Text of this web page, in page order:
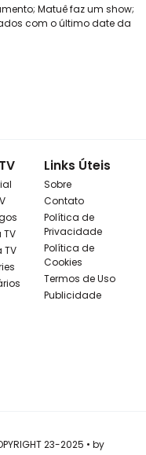
Matuê faz um show;
com o último date da
TV
TV
Links Úteis
Sobre
Contato
Política de
Privacidade
Política de
Cookies
Termos de Uso
Publicidade
23-2025 • by